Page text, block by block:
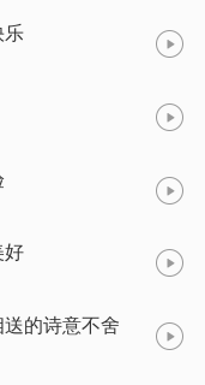
乐
好
的诗意不舍